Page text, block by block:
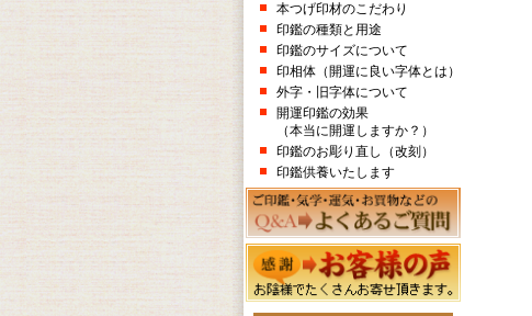
本つげ印材のこだわり
印鑑の種類と用途
印鑑のサイズについて
印相体（開運に良い字体とは）
外字・旧字体について
開運印鑑の効果
（本当に開運しますか？）
印鑑のお彫り直し（改刻）
印鑑供養いたします